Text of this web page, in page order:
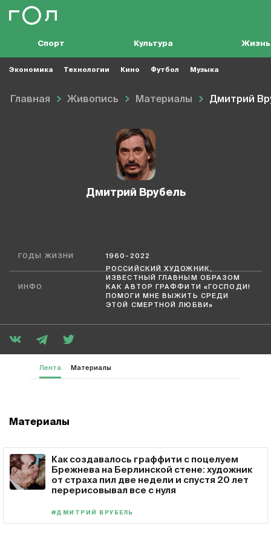
Спорт Культура Жизнь
Экономика Технологии Кино Футбол Музыка
Главная Живопись Материалы Дмитрий
Дмитрий Врубель
ГОДЫ ЖИЗНИ 1960-2022
ИНФО
РОССИЙСКИЙ ХУДОЖНИК,
ИЗВЕСТНЫЙ ГЛАВНЫМ ОБРАЗОМ
КАК АВТОР ГРАФФИТИ «ГОСПОДИ!
ПОМОГИ МНЕ ВЫЖИТЬ СРЕДИ
ЭТОЙ СМЕРТНОЙ ЛЮБВИ»
Лента Материалы
Материалы
Как создавалось граффити с поцелуем
Брежнева на Берлинской стене: художник
от страха пил две недели и спустя 20 лет
перерисовывал все с нуля
#ДМИТРИЙ ВРУБЕЛЬ